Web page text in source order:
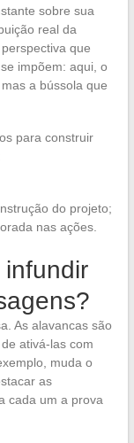
sobre sua
real da
que
impõem: aqui, o
a bússola que
para construir
do projeto;
nas ações.
As alavancas são
ativá-las com
muda o
as
cada um a prova